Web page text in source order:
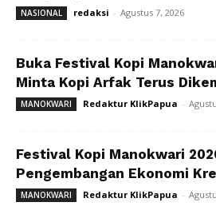
NASIONAL redaksi - Agustus 7, 2026
Buka Festival Kopi
Minta Kopi Arfak Terus
MANOKWARI Redaktur KlikPapua -
Festival Kopi Manokwari
Pengembangan Ekonomi
MANOKWARI Redaktur KlikPapua -